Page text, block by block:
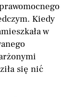
Kiedy
w
się nić